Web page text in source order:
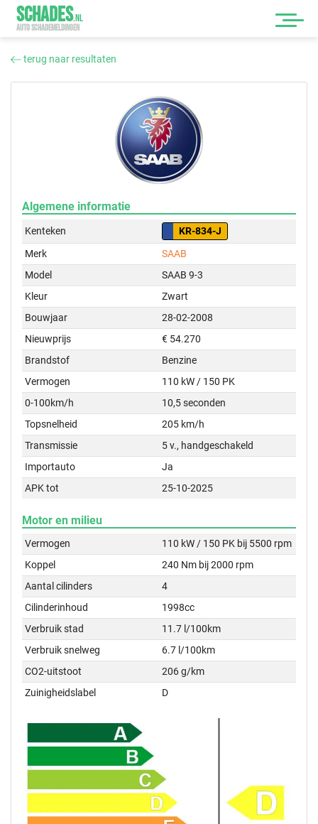
SCHADES.NL
AUTO SCHADEMELDINGEN
terug naar resultaten
Algemene informatie
Kenteken
KR-834-J
Merk
SAAB
Model
SAAB 9-3
Kleur
Zwart
Bouwjaar
28-02-2008
Nieuwprijs
€ 54.270
Brandstof
Benzine
Vermogen
110 kW / 150 PK
0-100km/h
10,5 seconden
Topsnelheid
205 km/h
Transmissie
5 v., handgeschakeld
Importauto
Ja
APK tot
25-10-2025
Motor en milieu
Vermogen
110 kW / 150 PK bij 5500 rpm
Koppel
240 Nm bij 2000 rpm
Aantal cilinders
4
Cilinderinhoud
1998cc
Verbruik stad
11.7 l/100km
Verbruik snelweg
6.7 l/100km
CO2-uitstoot
206 g/km
Zuinigheidslabel
D